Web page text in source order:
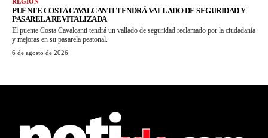
REGIÓN
PUENTE COSTA CAVALCANTI TENDRÁ VALLADO DE SEGURIDAD Y
PASARELA REVITALIZADA
El puente Costa Cavalcanti tendrá un vallado de seguridad reclamado por la ciudadanía
y mejoras en su pasarela peatonal.
6 de agosto de 2026